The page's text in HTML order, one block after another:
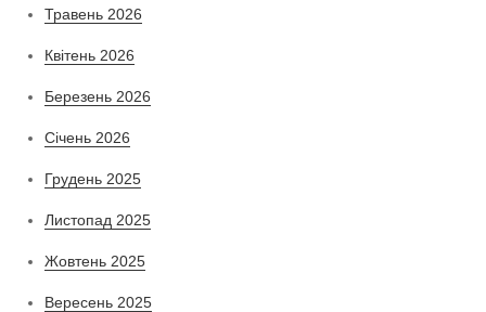
Травень 2026
Квітень 2026
Березень 2026
Січень 2026
Грудень 2025
Листопад 2025
Жовтень 2025
Вересень 2025